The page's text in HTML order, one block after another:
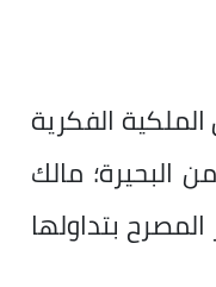
الفكرية
البحيرة؛ مالك
بتداولها